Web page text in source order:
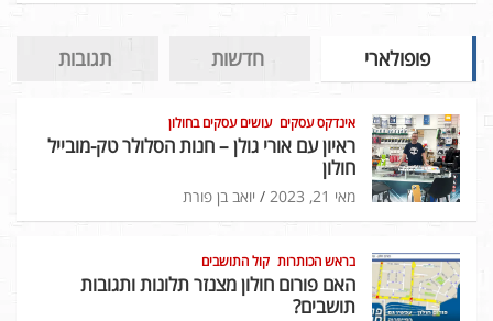
פופולארי חדשות תגובות
אינדקס עסקים עושים עסקים בחולון
ראיון עם אורי גולן – חנות הסלולר טק-מובייל
חולון
מאי 21, 2023 יואב בן פורת
בראש הכותרות קול התושבים
האם פורום חולון מצנזר תלונות ותגובות
תושבים?